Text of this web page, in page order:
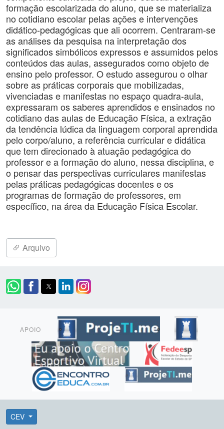
formação escolarizada do aluno, que se materializa
no cotidiano escolar pelas ações e intervenções
didático-pedagógicas que ali ocorrem. Centraram-se
as análises da pesquisa na interpretação dos
significados simbólicos expressos e assumidos pelos
conteúdos das aulas, assegurados como objeto de
ensino pelo professor. O estudo assegurou o olhar
sobre as práticas corporais que mobilizadas,
vivenciadas e manifestas no espaço quadra-aula,
expressaram os saberes aprendidos e ensinados no
cotidiano das aulas de Educação Física, a extração
da tendência lúdica da linguagem corporal aprendida
pelo corpo/aluno, a referência curricular e didática
que tem direcionado à atuação pedagógica do
professor e a formação do aluno, nessa disciplina, e
o pensar das perspectivas curriculares manifestas
pelas práticas pedagógicas docentes e os
programas de formação de professores, em
específico, na área da Educação Física Escolar.
Arquivo
APOIO
CEV